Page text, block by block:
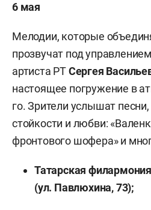
6 мая
Мелодии, которые
прозвучат под
артиста РТСергея
настоящее погружение в
го. Зрители услышат
стойкости и любви:
фронтового шофера» и
Татарская
(ул. Павлюхина, 73);